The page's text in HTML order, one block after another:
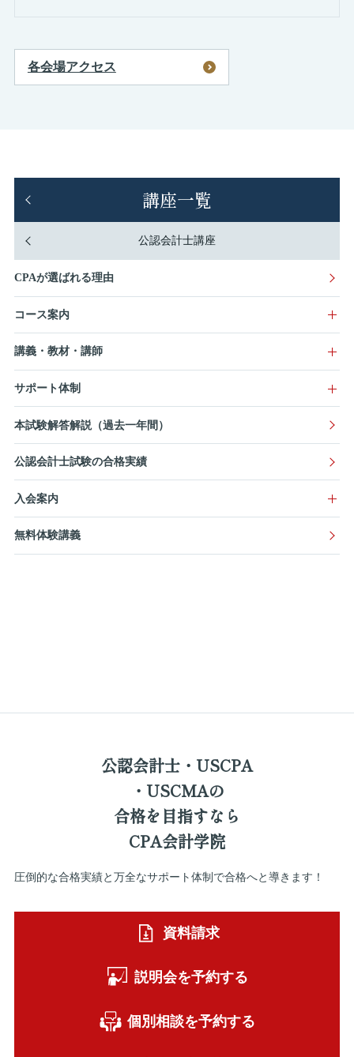
各会場アクセス
講座一覧
公認会計士講座
CPAが選ばれる理由
コース案内
講義・教材・講師
サポート体制
本試験解答解説（過去一年間）
公認会計士試験の合格実績
入会案内
無料体験講義
公認会計士・USCPA
・USCMAの
合格を目指すなら
CPA会計学院
圧倒的な合格実績と万全なサポート体制で合格へと導きます！
資料請求
説明会を予約する
個別相談を予約する